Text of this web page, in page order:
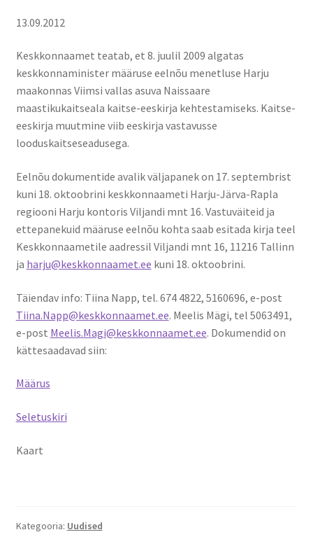
TRANSPORT NAISSAARELE
Kontakt
Majutus
Glämping
Vagunelamu
Metsamaja
Kämping
Sadam
Naissaare sadama ajalugu
Navigatsiooni info
Saunad
13.09.2012
Keskkonnaamet teatab, et 8. juulil 2009 algatas
keskkonnaminister määruse eelnõu menetluse Harju
maakonnas Viimsi vallas asuva Naissaare
maastikukaitseala kaitse-eeskirja kehtestamiseks. Kaitse-
eeskirja muutmine viib eeskirja vastavusse
looduskaitseseadusega.
Eelnõu dokumentide avalik väljapanek on 17. septembrist
kuni 18. oktoobrini keskkonnaameti Harju-Järva-Rapla
regiooni Harju kontoris Viljandi mnt 16. Vastuväiteid ja
ettepanekuid määruse eelnõu kohta saab esitada kirja teel
Keskkonnaametile aadressil Viljandi mnt 16, 11216 Tallinn
ja harju@keskkonnaamet.ee kuni 18. oktoobrini.
Täiendav info: Tiina Napp, tel. 674 4822, 5160696, e-post
Tiina.Napp@keskkonnaamet.ee. Meelis Mägi, tel 5063491,
e-post Meelis.Magi@keskkonnaamet.ee. Dokumendid on
kättesaadavad siin:
Määrus
Seletuskiri
Kaart
Kategooria: Uudised